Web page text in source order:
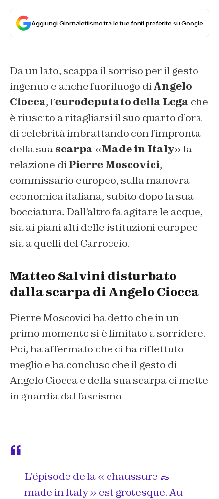
Aggiungi Giornalettismo tra le tue fonti preferite su Google
Da un lato, scappa il sorriso per il gesto
ingenuo e anche fuoriluogo diAngelo
Ciocca, l’eurodeputato della Lega che
è riuscito a ritagliarsi il suo quarto d’ora
di celebrità imbrattando con l’impronta
della suascarpa «Made in Italy» la
relazione diPierre Moscovici,
commissario europeo, sulla manovra
economica italiana, subito dopo la sua
bocciatura. Dall’altro fa agitare le acque,
sia ai piani alti delle istituzioni europee
sia a quelli del Carroccio.
Matteo Salvini disturbato
dalla scarpa di Angelo Ciocca
Pierre Moscovici ha detto che in un
primo momento si è limitato a sorridere.
Poi, ha affermato che ci ha riflettuto
meglio e ha concluso che il gesto di
Angelo Ciocca e della sua scarpa ci mette
in guardia dal fascismo.
L’épisode de la « chaussure 👞
made in Italy » est grotesque. Au